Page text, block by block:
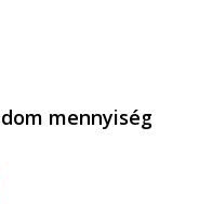
mennyiség